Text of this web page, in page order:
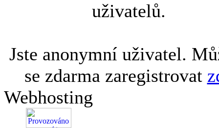
uživatelů.
Jste anonymní uživatel.
se zdarma zaregistrovat
Webhosting